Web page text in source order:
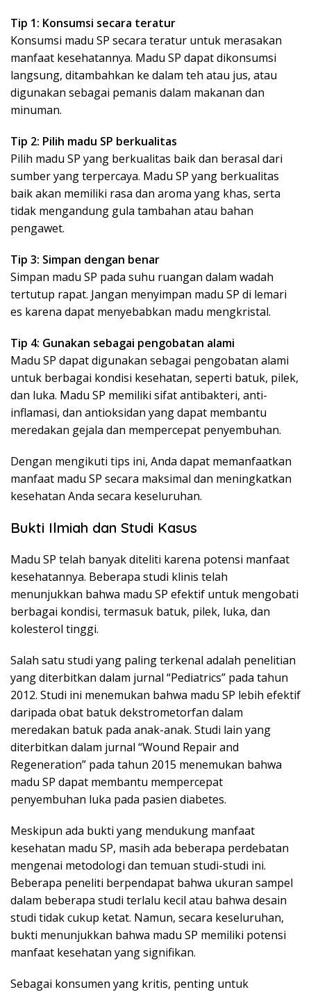
Tip 1: Konsumsi secara teratur
Konsumsi madu SP secara teratur untuk merasakan
manfaat kesehatannya. Madu SP dapat dikonsumsi
langsung, ditambahkan ke dalam teh atau jus, atau
digunakan sebagai pemanis dalam makanan dan
minuman.
Tip 2: Pilih madu SP berkualitas
Pilih madu SP yang berkualitas baik dan berasal dari
sumber yang terpercaya. Madu SP yang berkualitas
baik akan memiliki rasa dan aroma yang khas, serta
tidak mengandung gula tambahan atau bahan
pengawet.
Tip 3: Simpan dengan benar
Simpan madu SP pada suhu ruangan dalam wadah
tertutup rapat. Jangan menyimpan madu SP di lemari
es karena dapat menyebabkan madu mengkristal.
Tip 4: Gunakan sebagai pengobatan alami
Madu SP dapat digunakan sebagai pengobatan alami
untuk berbagai kondisi kesehatan, seperti batuk, pilek,
dan luka. Madu SP memiliki sifat antibakteri, anti-
inflamasi, dan antioksidan yang dapat membantu
meredakan gejala dan mempercepat penyembuhan.
Dengan mengikuti tips ini, Anda dapat memanfaatkan
manfaat madu SP secara maksimal dan meningkatkan
kesehatan Anda secara keseluruhan.
Bukti Ilmiah dan Studi Kasus
Madu SP telah banyak diteliti karena potensi manfaat
kesehatannya. Beberapa studi klinis telah
menunjukkan bahwa madu SP efektif untuk mengobati
berbagai kondisi, termasuk batuk, pilek, luka, dan
kolesterol tinggi.
Salah satu studi yang paling terkenal adalah penelitian
yang diterbitkan dalam jurnal “Pediatrics” pada tahun
2012. Studi ini menemukan bahwa madu SP lebih efektif
daripada obat batuk dekstrometorfan dalam
meredakan batuk pada anak-anak. Studi lain yang
diterbitkan dalam jurnal “Wound Repair and
Regeneration” pada tahun 2015 menemukan bahwa
madu SP dapat membantu mempercepat
penyembuhan luka pada pasien diabetes.
Meskipun ada bukti yang mendukung manfaat
kesehatan madu SP, masih ada beberapa perdebatan
mengenai metodologi dan temuan studi-studi ini.
Beberapa peneliti berpendapat bahwa ukuran sampel
dalam beberapa studi terlalu kecil atau bahwa desain
studi tidak cukup ketat. Namun, secara keseluruhan,
bukti menunjukkan bahwa madu SP memiliki potensi
manfaat kesehatan yang signifikan.
Sebagai konsumen yang kritis, penting untuk